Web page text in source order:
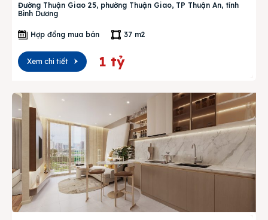
Đường Thuận Giao 25, phường Thuận Giao, TP Thuận An, tỉnh
Bình Dương
Hợp đồng mua bán 37 m2
Xem chi tiết 1 tỷ